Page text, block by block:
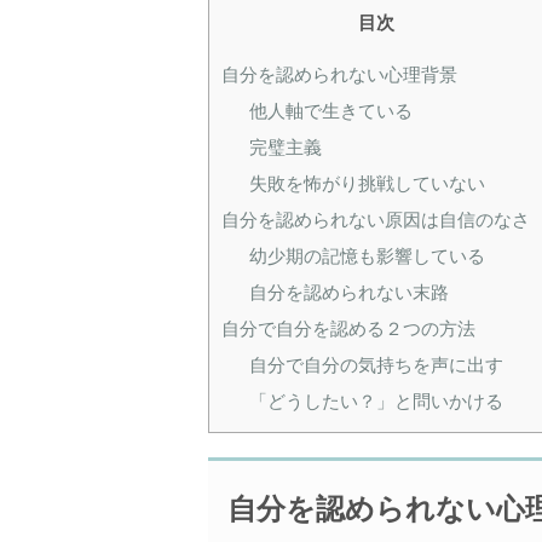
目次
自分を認められない心理背景
他人軸で生きている
完璧主義
失敗を怖がり挑戦していない
自分を認められない原因は自信のなさ
幼少期の記憶も影響している
自分を認められない末路
自分で自分を認める２つの方法
自分で自分の気持ちを声に出す
「どうしたい？」と問いかける
自分を認められない心